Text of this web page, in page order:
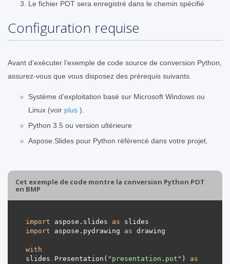
Le fichier POT sera enregistré dans le chemin spécifié
Configuration requise
Avant d’exécuter l’exemple de code source de conversion Python,
assurez-vous que vous disposez des prérequis suivants.
Système d’exploitation basé sur Microsoft Windows ou
Linux (voir plus ).
Python 3.5 ou version ultérieure
Aspose.Slides pour Python référencé dans votre projet.
Cet exemple de code montre la conversion Python POT
en BMP
import aspose.slides as
import aspose.pydrawing as
with
slides . Presentation( "presentation.pot" ) as